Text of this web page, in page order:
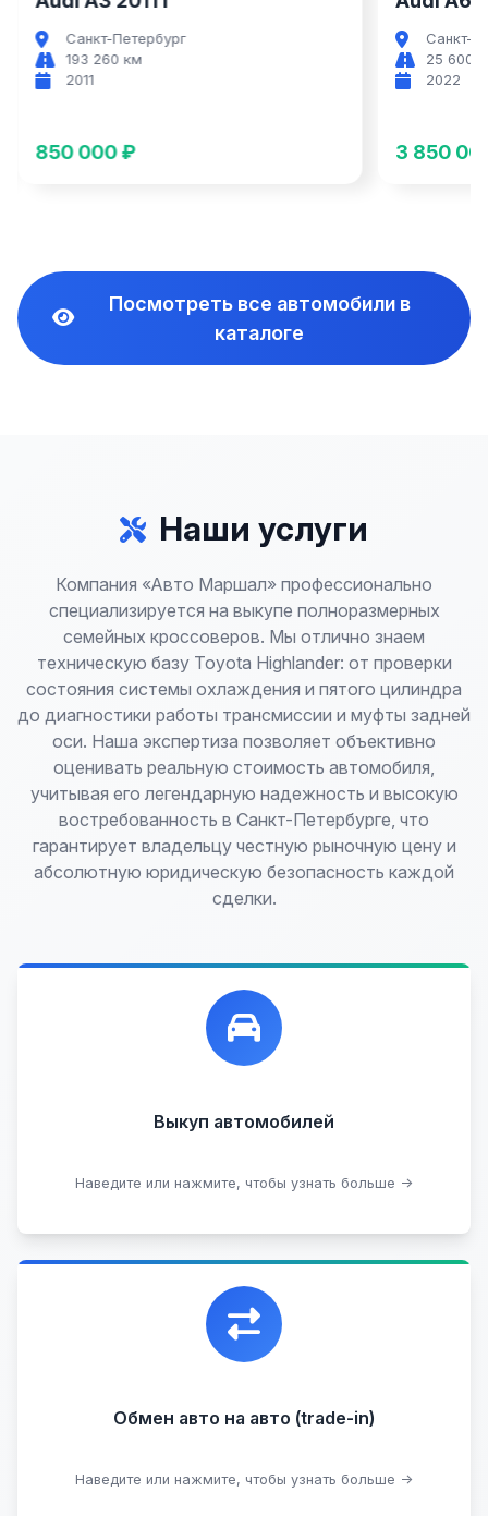
Санкт-Петербург
193 260 км
2011
850 000 ₽
Санкт-
25 600
2022
3 850
Посмотреть все автомобили в
каталоге
Наши услуги
Компания «Авто Маршал» профессионально
специализируется на выкупе полноразмерных
семейных кроссоверов. Мы отлично знаем
техническую базу Toyota Highlander: от проверки
состояния системы охлаждения и пятого цилиндра
до диагностики работы трансмиссии и муфты задней
оси. Наша экспертиза позволяет объективно
оценивать реальную стоимость автомобиля,
учитывая его легендарную надежность и высокую
востребованность в Санкт-Петербурге, что
гарантирует владельцу честную рыночную цену и
абсолютную юридическую безопасность каждой
сделки.
Выкуп автомобилей
Наведите или нажмите, чтобы узнать больше →
Лучшие предложения по выкупу автомобилей,
любых:
Проблемные
Кредитные
В залоге
Узнать стоимость
Обмен авто на авто (trade-in)
Наведите или нажмите, чтобы узнать больше →
Уникальная возможность обменять ваш
автомобиль с доплатой, подобрав вам
подходящий вариант.
Подобрать авто